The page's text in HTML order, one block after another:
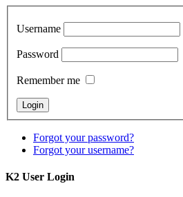
Username
Password
Remember me
Forgot your password?
Forgot your username?
K2 User Login